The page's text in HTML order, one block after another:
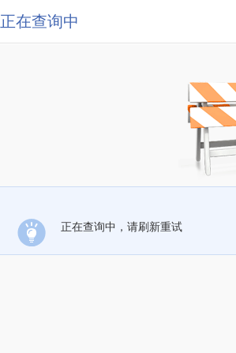
正在查询中
正在查询中，请刷新重试